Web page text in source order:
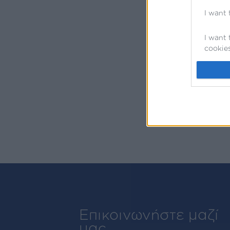
I want
I want
I
I
I want
Επικοινωνήστε μαζί